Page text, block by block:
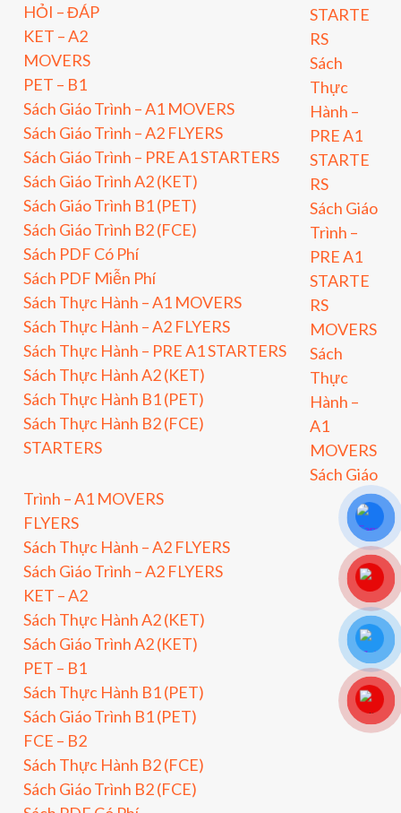
HỎI – ĐÁP
KET – A2
MOVERS
PET – B1
Sách Giáo Trình – A1 MOVERS
Sách Giáo Trình – A2 FLYERS
Sách Giáo Trình – PRE A1 STARTERS
Sách Giáo Trình A2 (KET)
Sách Giáo Trình B1 (PET)
Sách Giáo Trình B2 (FCE)
Sách PDF Có Phí
Sách PDF Miễn Phí
Sách Thực Hành – A1 MOVERS
Sách Thực Hành – A2 FLYERS
Sách Thực Hành – PRE A1 STARTERS
Sách Thực Hành A2 (KET)
Sách Thực Hành B1 (PET)
Sách Thực Hành B2 (FCE)
STARTERS
STARTE
RS
Sách
Thực
Hành –
PRE A1
STARTE
RS
Sách Giáo
Trình –
PRE A1
STARTE
RS
MOVERS
Sách
Thực
Hành –
A1
MOVERS
Sách Giáo
Trình – A1 MOVERS
FLYERS
Sách Thực Hành – A2 FLYERS
Sách Giáo Trình – A2 FLYERS
KET – A2
Sách Thực Hành A2 (KET)
Sách Giáo Trình A2 (KET)
PET – B1
Sách Thực Hành B1 (PET)
Sách Giáo Trình B1 (PET)
FCE – B2
Sách Thực Hành B2 (FCE)
Sách Giáo Trình B2 (FCE)